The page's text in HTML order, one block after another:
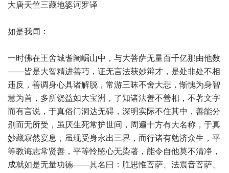
大唐天竺三藏地婆诃罗译
如是我闻：
一时佛在王舍城耆阇崛山中，与大菩萨无量百千亿那由他数
——皆是大智精进善巧，证无言法获妙辩才，是处非处不相
违反，善调身心具诸解脱，常游三昧不舍大悲，惭愧为身智
慧为首，多所饶益如大宝洲，了知诸法善不善相，不著文字
而有言说，于真俗门洞达无碍，深明实际不住其中，善能分
别而无所受，虽厌生死常护世间，周遍十方有大名称，于真
妙藏寂然宴息，虽现受身永出三界，而行诸有勉济众生，平
等教诲志常贤善，平等怜愍心无染著，能令自他莫不清净，
成就如是无量功德——其名曰：胜思惟菩萨、法震音菩萨、